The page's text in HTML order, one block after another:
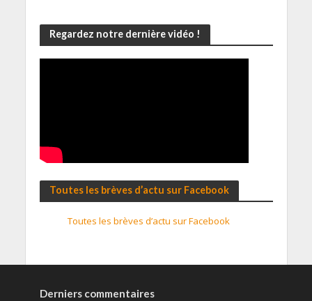
Regardez notre dernière vidéo !
Toutes les brèves d’actu sur Facebook
Toutes les brèves d’actu sur Facebook
Derniers commentaires